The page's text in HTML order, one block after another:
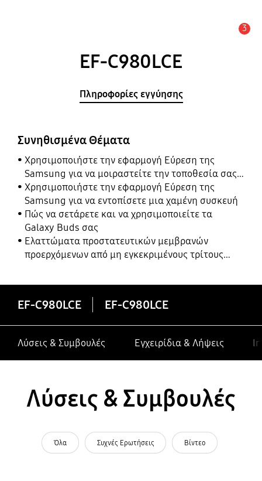
3
EF-C980LCE
Πληροφορίες εγγύησης
Συνηθισμένα Θέματα
Χρησιμοποιήστε την εφαρμογή Εύρεση της
Samsung για να μοιραστείτε την τοποθεσία σας
με τους φίλους, το παιδί, την οικογένειά σας και
άλλες επαφές
Χρησιμοποιήστε την εφαρμογή Εύρεση της
Samsung για να εντοπίσετε μια χαμένη συσκευή
Πώς να σετάρετε και να χρησιμοποιείτε τα
Galaxy Buds σας
Ελαττώματα προστατευτικών μεμβρανών
προερχόμενων από μη εγκεκριμένους τρίτους
EF-C980LCE EF-C980LCE
Λύσεις & Συμβουλές Εγχειρίδια & Λήψεις
Λύσεις & Συμβουλές
Όλα Συχνές Ερωτήσεις Βίντεο